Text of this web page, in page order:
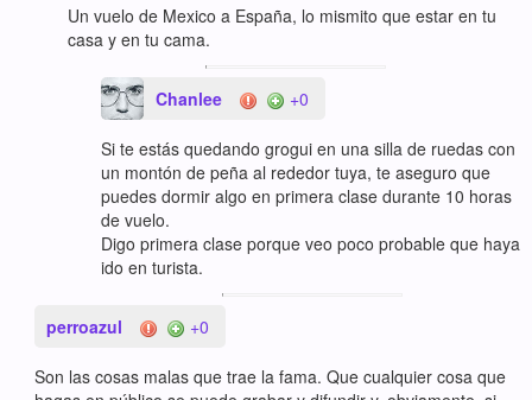
Un vuelo de Mexico a España, lo mismito que estar en tu
casa y en tu cama.
Chanlee +0
Si te estás quedando grogui en una silla de ruedas con
un montón de peña al rededor tuya, te aseguro que
puedes dormir algo en primera clase durante 10 horas
de vuelo.
Digo primera clase porque veo poco probable que haya
ido en turista.
perroazul +0
Son las cosas malas que trae la fama. Que cualquier cosa que